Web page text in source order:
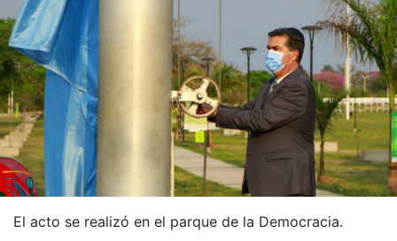
El acto se realizó en el parque de la Democracia.